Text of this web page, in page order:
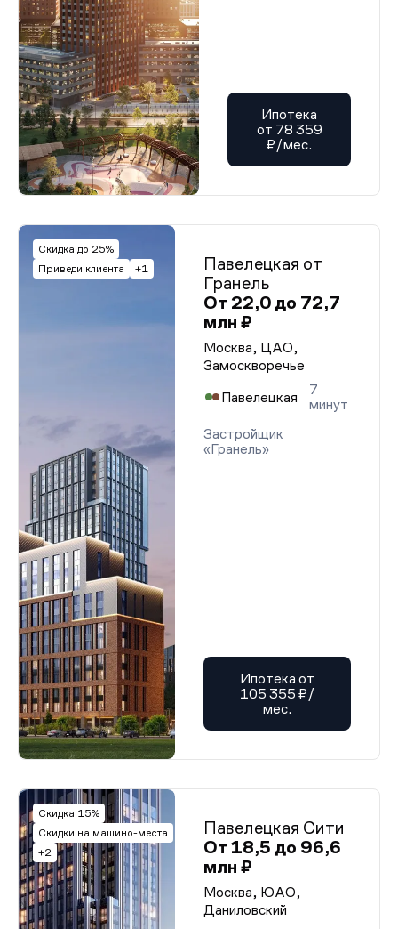
Ипотека
от 78 359
₽/мес.
Скидка до 25%
Приведи клиента
+1
Павелецкая от
Гранель
От 22,0 до 72,7
млн ₽
Москва, ЦАО,
Замоскворечье
Павелецкая
7
минут
Застройщик
«Гранель»
Ипотека от
105 355 ₽/
мес.
Скидка 15%
Скидки на машино-места
+2
Павелецкая Сити
От 18,5 до 96,6
млн ₽
Москва, ЮАО,
Даниловский